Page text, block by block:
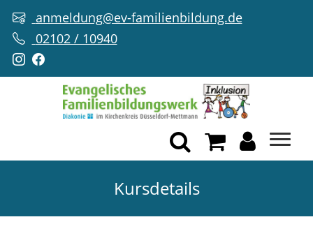
anmeldung@ev-familienbildung.de
02102 / 10940
Kursdetails